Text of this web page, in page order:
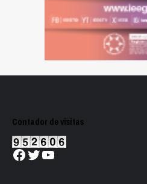
Contador de visitas
Facebook
Twitter
YouTube